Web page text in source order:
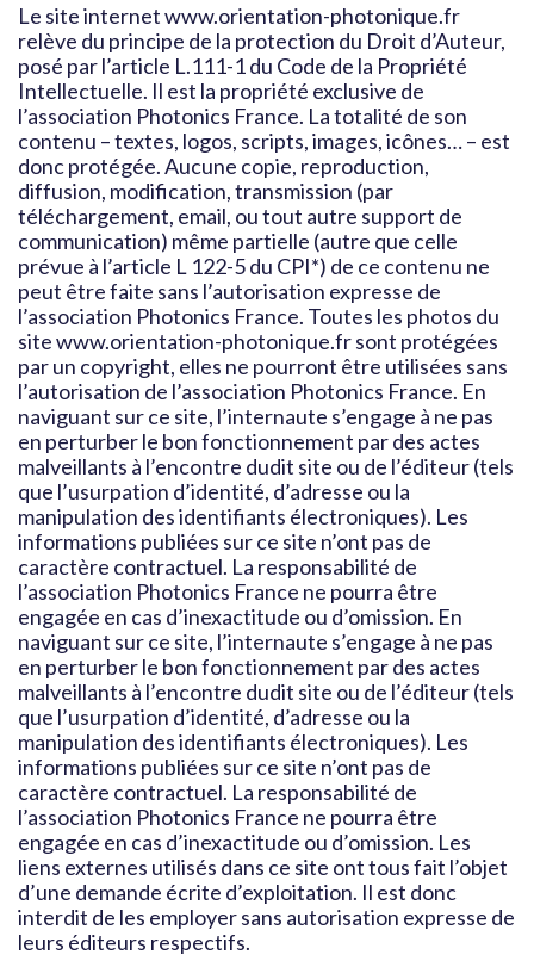
Le site internet www.orientation-photonique.fr
relève du principe de la protection du Droit d’Auteur,
posé par l’article L.111-1 du Code de la Propriété
Intellectuelle. Il est la propriété exclusive de
l’association Photonics France. La totalité de son
contenu – textes, logos, scripts, images, icônes… – est
donc protégée. Aucune copie, reproduction,
diffusion, modification, transmission (par
téléchargement, email, ou tout autre support de
communication) même partielle (autre que celle
prévue à l’article L 122-5 du CPI*) de ce contenu ne
peut être faite sans l’autorisation expresse de
l’association Photonics France. Toutes les photos du
site www.orientation-photonique.fr sont protégées
par un copyright, elles ne pourront être utilisées sans
l’autorisation de l’association Photonics France. En
naviguant sur ce site, l’internaute s’engage à ne pas
en perturber le bon fonctionnement par des actes
malveillants à l’encontre dudit site ou de l’éditeur (tels
que l’usurpation d’identité, d’adresse ou la
manipulation des identifiants électroniques). Les
informations publiées sur ce site n’ont pas de
caractère contractuel. La responsabilité de
l’association Photonics France ne pourra être
engagée en cas d’inexactitude ou d’omission. En
naviguant sur ce site, l’internaute s’engage à ne pas
en perturber le bon fonctionnement par des actes
malveillants à l’encontre dudit site ou de l’éditeur (tels
que l’usurpation d’identité, d’adresse ou la
manipulation des identifiants électroniques). Les
informations publiées sur ce site n’ont pas de
caractère contractuel. La responsabilité de
l’association Photonics France ne pourra être
engagée en cas d’inexactitude ou d’omission. Les
liens externes utilisés dans ce site ont tous fait l’objet
d’une demande écrite d’exploitation. Il est donc
interdit de les employer sans autorisation expresse de
leurs éditeurs respectifs.